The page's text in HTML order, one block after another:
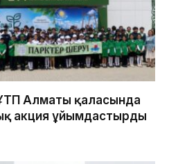
Алматы қаласында
акция ұйымдастырды